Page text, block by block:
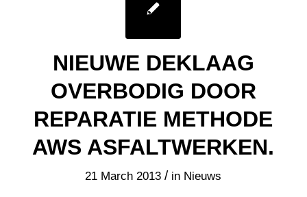
NIEUWE DEKLAAG
OVERBODIG DOOR
REPARATIE METHODE
AWS ASFALTWERKEN.
21 March 2013 / in Nieuws